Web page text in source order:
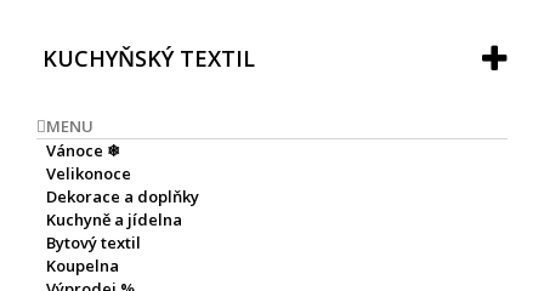
KUCHYŇSKÝ TEXTIL
MENU
Vánoce ❄
Velikonoce
Dekorace a doplňky
Kuchyně a jídelna
Bytový textil
Koupelna